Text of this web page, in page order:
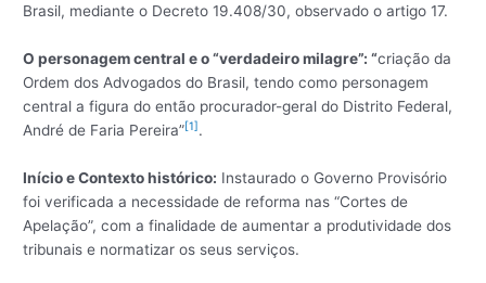
Brasil, mediante o Decreto 19.408/30, observado o artigo 17.
O personagem central e o “verdadeiro milagre”: “criação da
Ordem dos Advogados do Brasil, tendo como personagem
central a figura do então procurador-geral do Distrito Federal,
André de Faria Pereira”[1].
Início e Contexto histórico: Instaurado o Governo Provisório
foi verificada a necessidade de reforma nas “Cortes de
Apelação”, com a finalidade de aumentar a produtividade dos
tribunais e normatizar os seus serviços.